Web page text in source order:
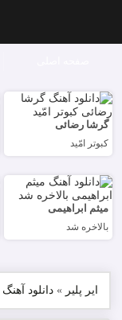
گرشا رضائی
کبوتر امّید
میثم ابراهیمی
بالاخره شد
ایر پلیر » دانلود آهنگ